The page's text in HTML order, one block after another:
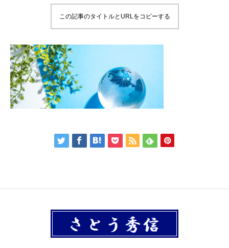
この記事のタイトルとURLをコピーする